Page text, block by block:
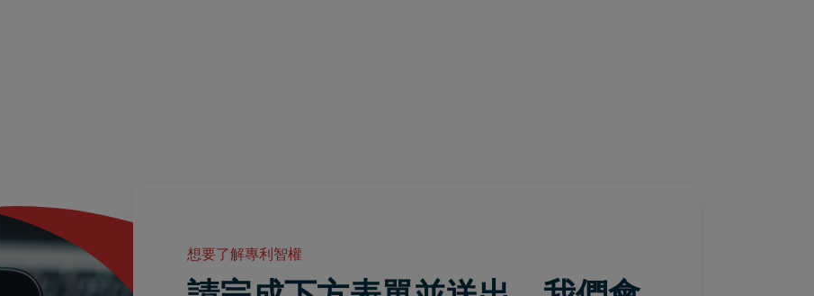
想要了解專利智權